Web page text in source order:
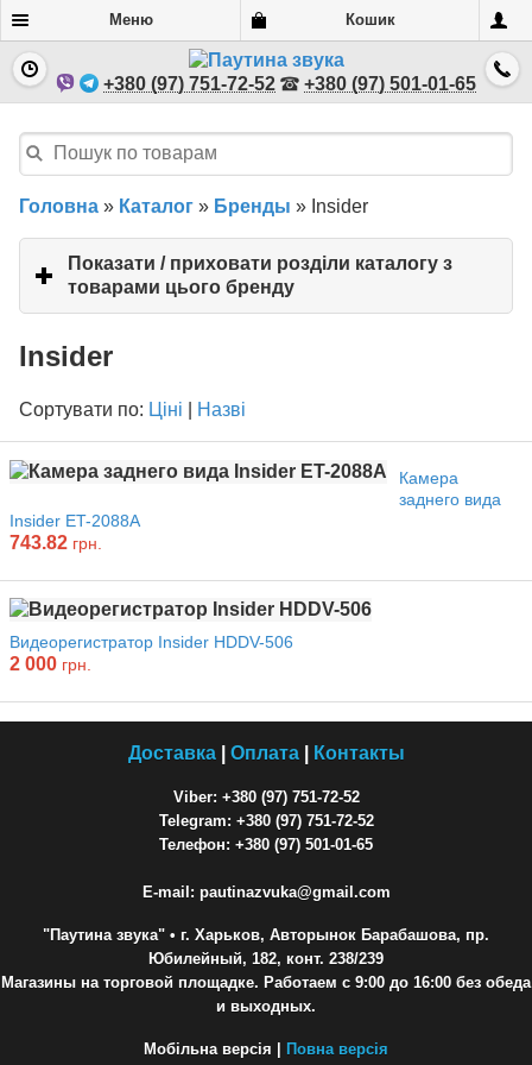
Меню Кошик
+380 (97) 751-72-52 +380 (97) 501-01-65
Головна » Каталог » Бренды » Insider
Показати / приховати розділи каталогу з
товарами цього бренду
to
Insider
Сортувати по: Ціні Назві
Камера
заднего вида
Insider ET-2088A
743.82 грн.
Видеорегистратор Insider HDDV-506
2 000 грн.
Доставка| Оплата| Контакты
Viber: +380 (97) 751-72-52
Telegram: +380 (97) 751-72-52
Телефон: +380 (97) 501-01-65
E-mail: pautinazvuka@gmail.com
"Паутина звука" • г. Харьков, Авторынок Барабашова, пр.
Юбилейный, 182, конт. 238/239
Магазины на торговой площадке. Работаем с 9:00 до 16:00 без обеда
и выходных.
Мобільна версія | Повна версія